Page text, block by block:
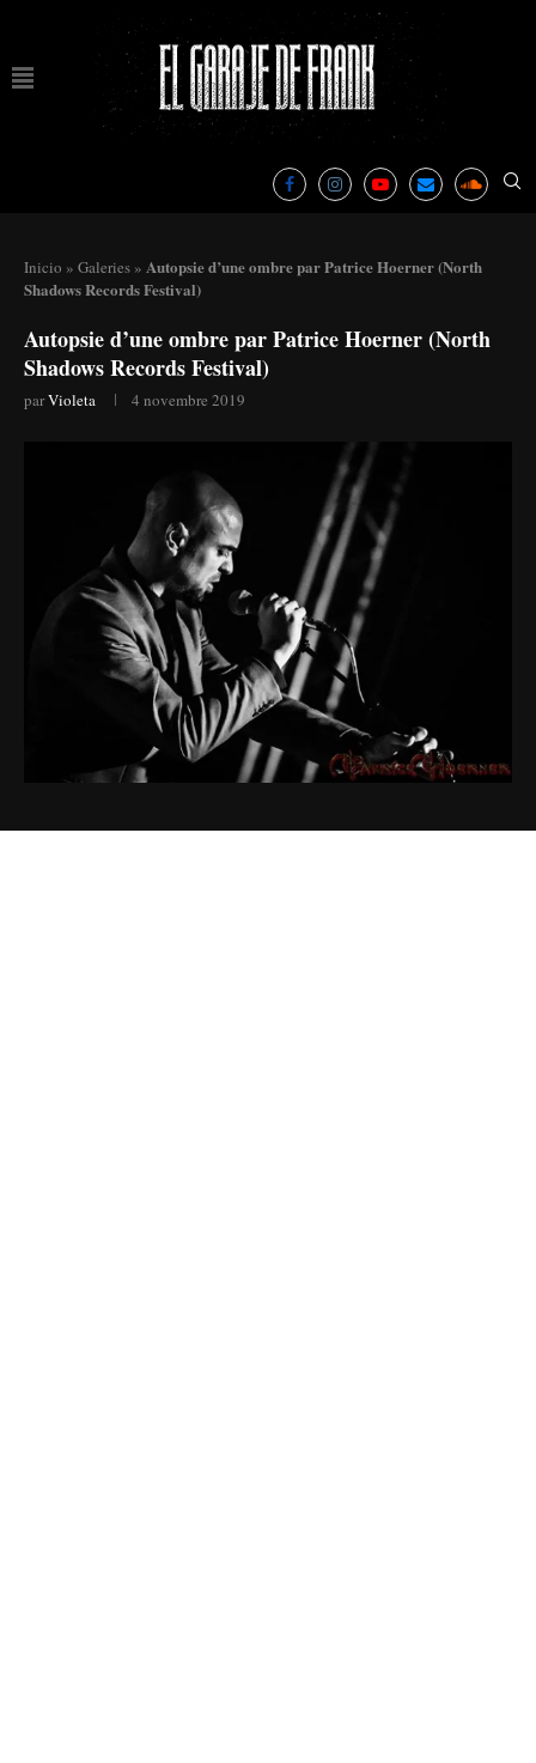
Inicio » Galeries » Autopsie d’une ombre par Patrice Hoerner (North
Shadows Records Festival)
Autopsie d’une ombre par Patrice Hoerner (North
Shadows Records Festival)
parVioleta 4 novembre 2019